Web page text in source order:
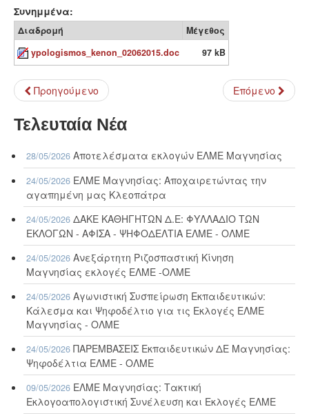
Συνημμένα:
Διαδρομή
Μέγεθος
ypologismos_kenon_02062015.doc
97 kB
Προηγούμενο Επόμενο
Τελευταία Νέα
28/05/2026 Αποτελέσματα εκλογών ΕΛΜΕ Μαγνησίας
24/05/2026 ΕΛΜΕ Μαγνησίας: Αποχαιρετώντας την
αγαπημένη μας Κλεοπάτρα
24/05/2026 ΔΑΚΕ ΚΑΘΗΓΗΤΩΝ Δ.Ε: ΦΥΛΛΑΔΙΟ ΤΩΝ
ΕΚΛΟΓΩΝ - ΑΦΙΣΑ - ΨΗΦΟΔΕΛΤΙΑ ΕΛΜΕ - ΟΛΜΕ
24/05/2026 Ανεξάρτητη Ριζοσπαστική Κίνηση
Μαγνησίας εκλογές ΕΛΜΕ -ΟΛΜΕ
24/05/2026 Αγωνιστική Συσπείρωση Εκπαιδευτικών:
Κάλεσμα και Ψηφοδέλτιο για τις Εκλογές ΕΛΜΕ
Μαγνησίας - ΟΛΜΕ
24/05/2026 ΠΑΡΕΜΒΑΣΕΙΣ Εκπαιδευτικών ΔΕ Μαγνησίας:
Ψηφοδέλτια ΕΛΜΕ - ΟΛΜΕ
09/05/2026 ΕΛΜΕ Μαγνησίας: Τακτική
Εκλογοαπολογιστική Συνέλευση και Εκλογές ΕΛΜΕ